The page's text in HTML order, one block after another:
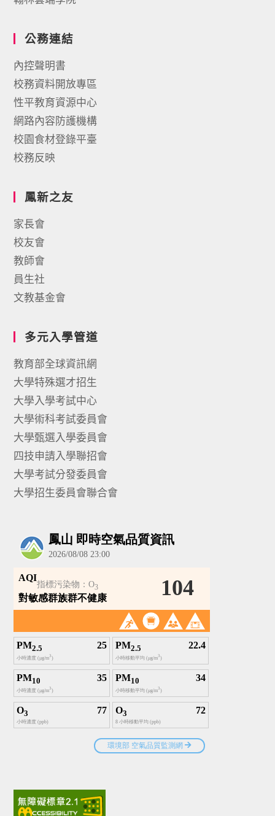
公務連結
內控聲明書
校務資料開放專區
性平教育資源中心
網路內容防護機構
校園食材登錄平臺
校務反映
鳳新之友
家長會
校友會
教師會
員生社
文教基金會
多元入學管道
教育部全球資訊網
大學特殊選才招生
大學入學考試中心
大學術科考試委員會
大學甄選入學委員會
四技申請入學聯招會
大學考試分發委員會
大學招生委員會聯合會